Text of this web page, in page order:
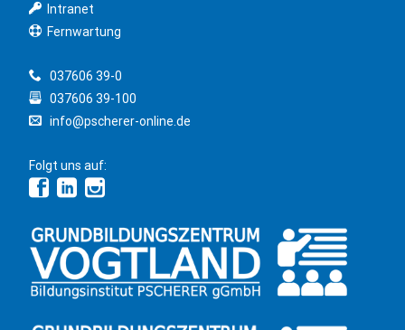
Intranet
Fernwartung
037606 39-0
037606 39-100
info@pscherer-online.de
Folgt uns auf: